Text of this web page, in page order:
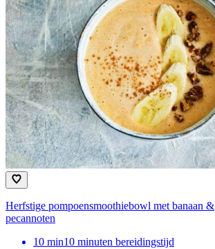
Herfstige pompoensmoothiebowl met banaan &
pecannoten
10 min10 minuten bereidingstijd